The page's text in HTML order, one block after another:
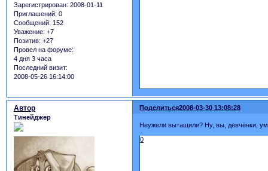
Зарегистрирован: 2008-01-11
Приглашений: 0
Сообщений: 152
Уважение: +7
Позитив: +27
Провел на форуме:
4 дня 3 часа
Последний визит:
2008-05-26 16:14:00
Поделиться2008-03-30 13:08:28
Автор
Тинейджер
Неужели вытащили? Ну, вы, девчёнки,
0